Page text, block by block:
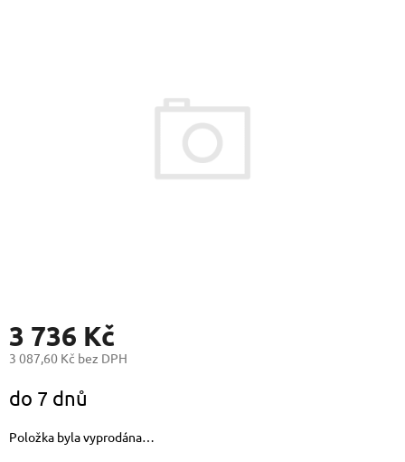
3 736 Kč
3 087,60 Kč bez DPH
cena:
do 7 dnů
Položka byla vyprodána…